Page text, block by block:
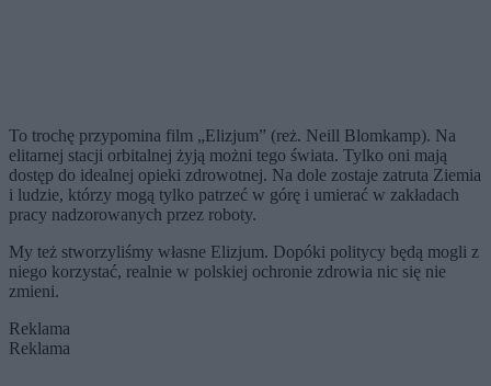
To trochę przypomina film „Elizjum” (reż. Neill Blomkamp). Na
elitarnej stacji orbitalnej żyją możni tego świata. Tylko oni mają
dostęp do idealnej opieki zdrowotnej. Na dole zostaje zatruta Ziemia
i ludzie, którzy mogą tylko patrzeć w górę i umierać w zakładach
pracy nadzorowanych przez roboty.
My też stworzyliśmy własne Elizjum. Dopóki politycy będą mogli z
niego korzystać, realnie w polskiej ochronie zdrowia nic się nie
zmieni.
Reklama
Reklama